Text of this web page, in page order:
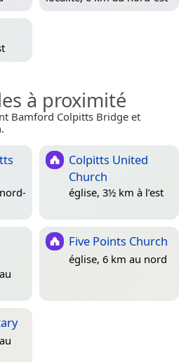
à proximité
Bamford Colpitts Bridge et
Colpitts United
Church
église, 3½ km à l’est
Five Points Church
église, 6 km au nord